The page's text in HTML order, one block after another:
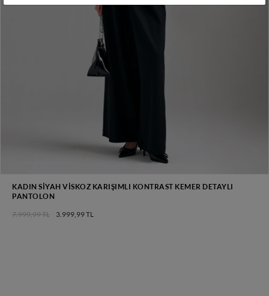
KADIN SIYAH VISKOZ KARIŞIMLI KONTRAST KEMER DETAYLI
PANTOLON
7.999,99 TL 3.999,99 TL